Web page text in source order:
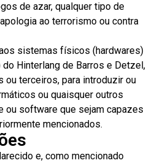
de azar, qualquer tipo de
ao terrorismo ou contra
sistemas físicos (hardwares)
Hinterlang de Barros e Detzel,
ou terceiros, para introduzir ou
ou quaisquer outros
ou software que sejam capazes
mencionados.
e, como mencionado